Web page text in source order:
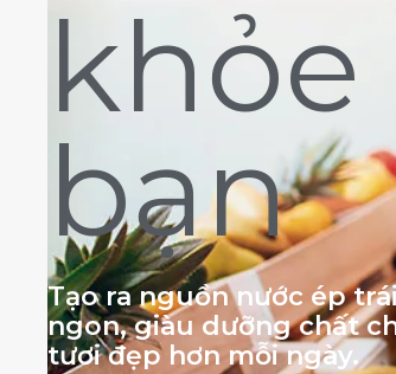
khỏe
bạn
Tạo ra nguồn nước ép
ngon, giàu dưỡng chất
tươi đẹp hơn mỗi ngày.